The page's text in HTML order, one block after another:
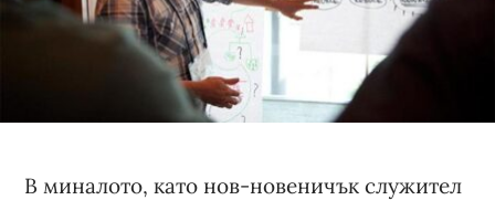
В миналото, като нов-новеничък служител